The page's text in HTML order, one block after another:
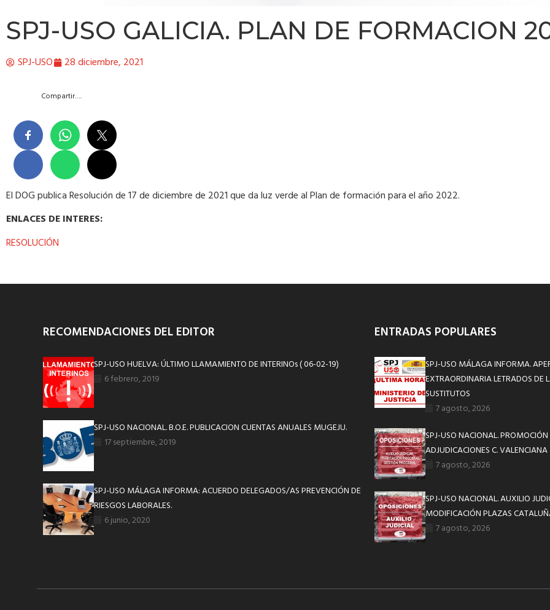
SPJ-USO GALICIA. PLAN DE FORMACION
SPJ-USO 28 diciembre, 2021
Compartir….
El DOG publica Resolución de 17 de diciembre de 2021 que da luz verde al Plan de formación para el año 2022.
ENLACES DE INTERES:
RESOLUCIÓN
RECOMENDACIONES DEL EDITOR
SPJ-USO HUELVA: ÚLTIMO LLAMAMIENTO DE INTERINOs ( 06-02-19)
6 febrero, 2019
SPJ-USO NACIONAL. B.O.E. PUBLICACION CUENTAS ANUALES MUGEJU.
17 septiembre, 2019
SPJ-USO MÁLAGA INFORMA: ACUERDO DELEGADOS/AS PREVENCIÓN DE
RIESGOS LABORALES.
6 junio, 2020
ENTRADAS POPULARES
SPJ-USO MÁLAGA INFORMA.
EXTRAORDINARIA LETRADOS DE
SUSTITUTOS
7 agosto, 2026
SPJ-USO NACIONAL.
ADJUDICACIONES C. VALENCIANA
7 agosto, 2026
SPJ-USO NACIONAL. AUXILIO
MODIFICACIÓN PLAZAS
7 agosto, 2026